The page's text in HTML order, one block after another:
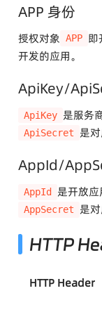
APP 身份
授权对象 APP 即
开发的应用。
ApiKey/
ApiKey 是服务
ApiSecret 是
AppId/
AppId 是开放
AppSecret 是
HTTP
HTTP Header